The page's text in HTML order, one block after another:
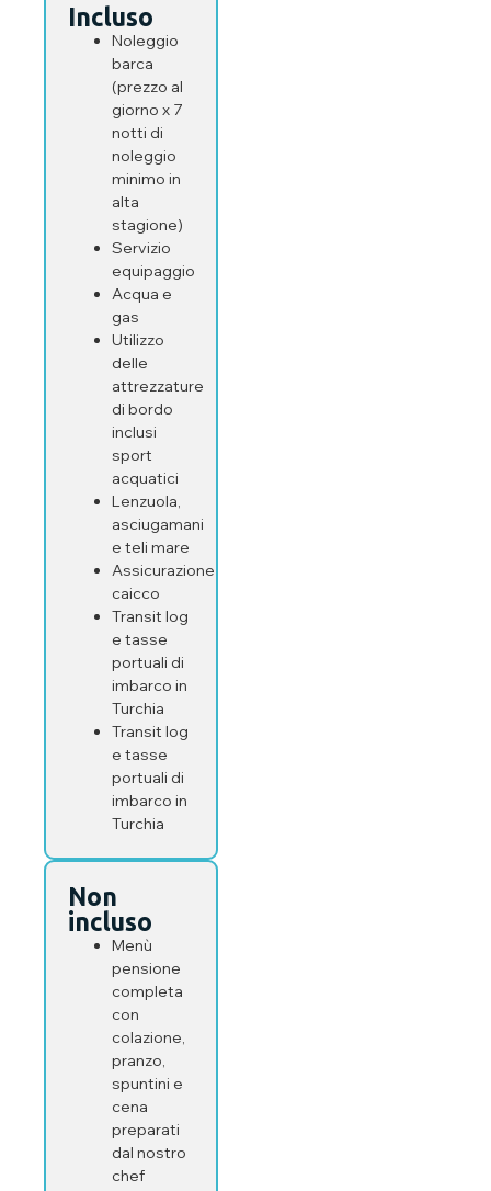
Incluso
Noleggio
barca
(prezzo al
giorno x 7
notti di
noleggio
minimo in
alta
stagione)
Servizio
equipaggio
Acqua e
gas
Utilizzo
delle
attrezzature
di bordo
inclusi
sport
acquatici
Lenzuola,
asciugamani
e teli mare
Assicurazione
caicco
Transit log
e tasse
portuali di
imbarco in
Turchia
Transit log
e tasse
portuali di
imbarco in
Turchia
Non
incluso
Menù
pensione
completa
con
colazione,
pranzo,
spuntini e
cena
preparati
dal nostro
chef